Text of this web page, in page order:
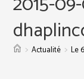
> Actualité > Le